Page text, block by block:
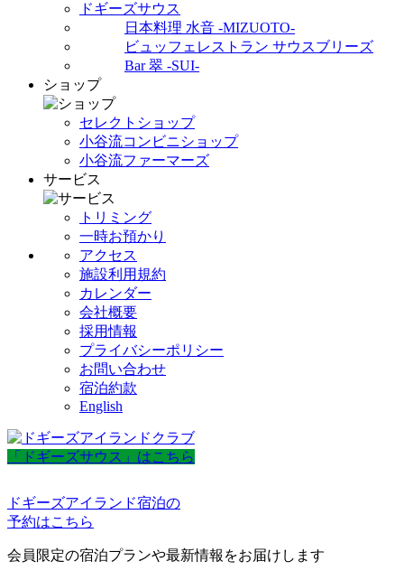
ドギーズサウス
日本料理 水音 -MIZUOTO-
ビュッフェレストラン サウスブリーズ
Bar 翠 -SUI-
ショップ
セレクトショップ
小谷流コンビニショップ
小谷流ファーマーズ
サービス
トリミング
一時お預かり
アクセス
施設利用規約
カレンダー
会社概要
採用情報
プライバシーポリシー
お問い合わせ
宿泊約款
English
「ドギーズサウス」はこちら
ドギーズアイランド宿泊の
予約はこちら
会員限定の宿泊プランや最新情報をお届けします